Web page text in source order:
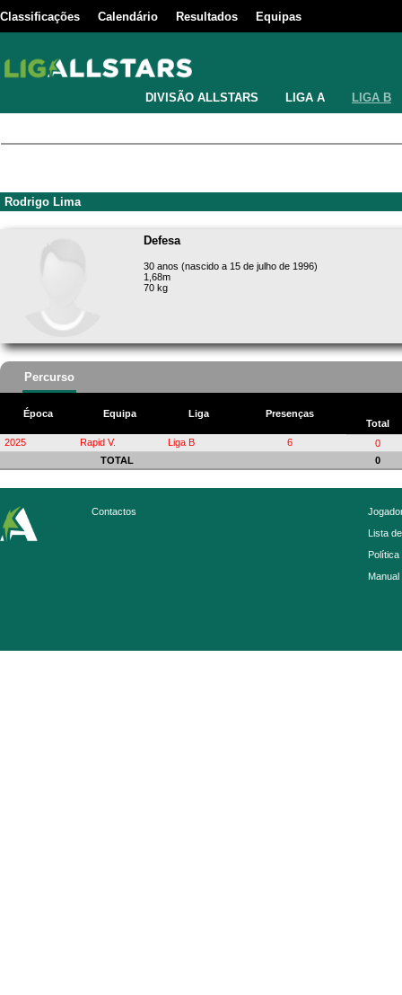
Classificações Calendário Resultados Equipas
DIVISÃO ALLSTARS LIGA A LIGA B
Rodrigo Lima
Defesa
30 anos (nascido a 15 de julho de 1996)
1,68m
70 kg
Percurso
Época Equipa Liga
Presenças
Total
2025
Rapid V. Liga B 6
0
TOTAL
0
Contactos
Lista